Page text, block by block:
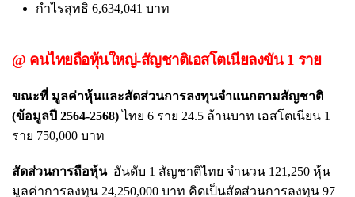
กำไรสุทธิ 6,634,041 บาท
@ คนไทยถือหุ้นใหญ่-สัญชาติเอสโตเนียลงขัน 1 ราย
ขณะที่ มูลค่าหุ้นและสัดส่วนการลงทุนจำแนกตามสัญชาติ
(ข้อมูลปี 2564-2568)ไทย 6 ราย 24.5 ล้านบาท เอสโตเนียน 1
ราย 750,000 บาท
สัดส่วนการถือหุ้นอันดับ 1 สัญชาติไทย จำนวน 121,250 หุ้น
มูลค่าการลงทุน 24,250,000 บาท คิดเป็นสัดส่วนการลงทุน 97